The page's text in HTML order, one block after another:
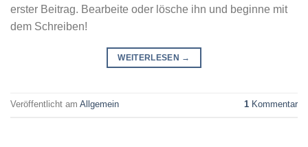
erster Beitrag. Bearbeite oder lösche ihn und beginne mit
dem Schreiben!
WEITERLESEN →
Veröffentlicht am Allgemein 1 Kommentar